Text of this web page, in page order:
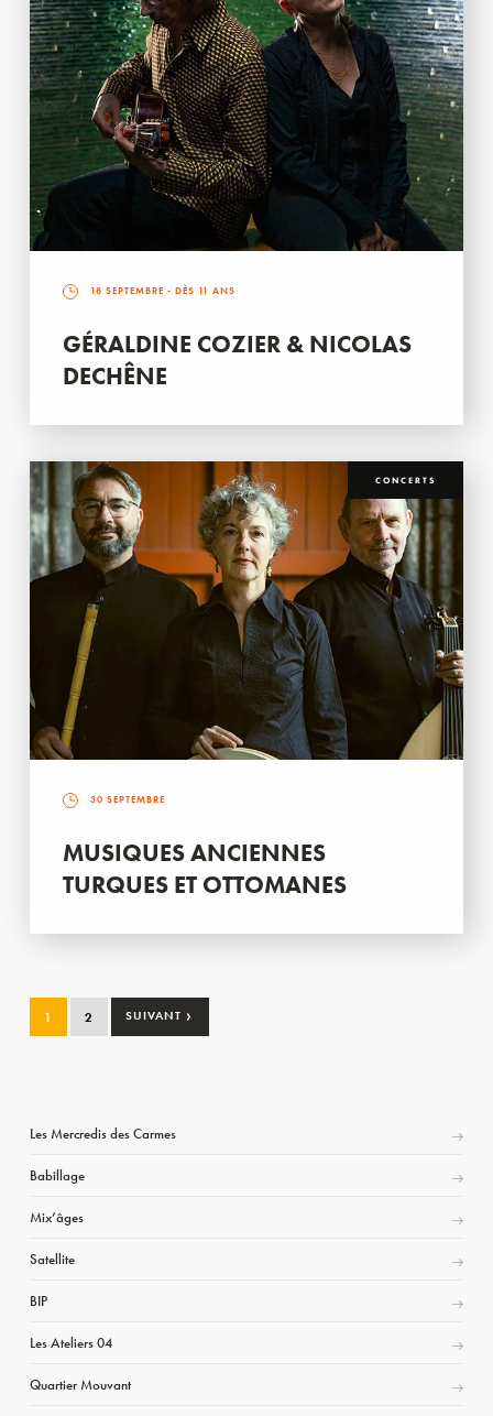
18 SEPTEMBRE - DÈS 11 ANS
GÉRALDINE COZIER & NICOLAS
DECHÊNE
CONCERTS
30 SEPTEMBRE
MUSIQUES ANCIENNES
TURQUES ET OTTOMANES
1 2 SUIVANT ›
Les Mercredis des Carmes
Babillage
Mix’âges
Satellite
BIP
Les Ateliers 04
Quartier Mouvant